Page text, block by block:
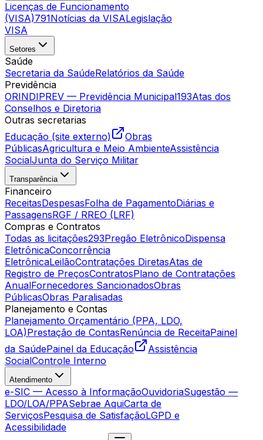
Licenças de Funcionamento
(VISA)791Notícias da VISALegislação
VISA
Setores
Saúde
Secretaria da SaúdeRelatórios da Saúde
Previdência
ORINDIPREV — Previdência Municipal193Atas dos
Conselhos e Diretoria
Outras secretarias
Educação (site externo)
Obras
PúblicasAgricultura e Meio AmbienteAssistência
SocialJunta do Serviço Militar
Transparência
Financeiro
ReceitasDespesasFolha de PagamentoDiárias e
PassagensRGF / RREO (LRF)
Compras e Contratos
Todas as licitações293Pregão EletrônicoDispensa
EletrônicaConcorrência
EletrônicaLeilãoContratações DiretasAtas de
Registro de PreçosContratosPlano de Contratações
AnualFornecedores SancionadosObras
PúblicasObras Paralisadas
Planejamento e Contas
Planejamento Orçamentário (PPA, LDO,
LOA)Prestação de ContasRenúncia de ReceitaPainel
da SaúdePainel da Educação
Assistência
SocialControle Interno
Atendimento
e-SIC — Acesso à InformaçãoOuvidoriaSugestão —
LDO/LOA/PPASebrae AquiCarta de
ServiçosPesquisa de SatisfaçãoLGPD e
Acessibilidade